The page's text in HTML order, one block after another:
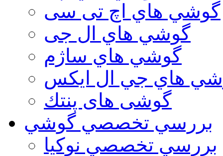
گوشي هاي اچ تی سی
گوشي هاي ال جی
گوشي هاي ساژم
هاي جي ال ايكس
گوشی های پنتك
بررسي تخصصي گوشي
بررسي تخصصي نوكيا